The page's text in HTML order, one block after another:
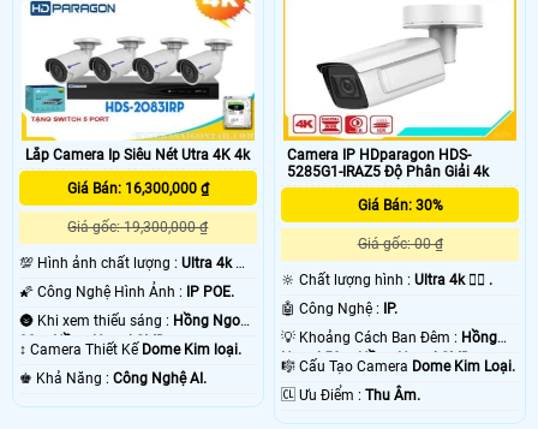
📯 lắp camera Ultra 4k Hdparagon là dòng camera có chất lượng hình ảnh
siêu nét với độ phân giải từ 8.0 MP trở lên. đa phần các dòng camera này
có giá thành khá cao bởi chip hình ảnh yêu cầu xử lý tốc độ cao cho hình
ảnh sắt nét, Với dòng camera độ sắt nét ultra 4k Hdparagon dùng cho
những công trình camera quan sát chuyên dụng mà tiền không phải là vấn
đề quan trọng quan trọng là chất lượng hình ảnh sắt nét cũng như giá trị
nhận được là gì.
🎁 Lắp camera Ulltra 4kđể đi kem với những thiết bị chuyên dụng thì thiết bị
kèm theo cũng phải đáp ứng đủ những nhu cầu hiển thị hình ảnh chuyên dụng.
Với camera Utra 4k Hdparagon độ phân giải 8MP trở lên thì bạn phải xem trên
tivi có hổ trợ 4K và phân biệt hình ảnh rõ ràng hơn trên thiết bị 55 inch trở lên
thì có thể thấy được chất lượng tuyệt vời của gói camera Ultra 4k Hdparagon
này. Khi xem trên máy tính điện thoại thì các gói camera Utra 4k Hdparagon
không mang chất lượng tốt vì màn hình hiển thị quá nhỏ . 💡
Lắp Camera Ip Siêu Nét Utra 4K 4k
Giá Bán: 16,300,000 ₫
Giá gốc: 19,300,000 ₫
💯 Hình ảnh chất lượng : Ultra 4k 👍🏾
🌠 Công Nghệ Hình Ảnh :
IP POE.
🌚 Khi xem thiếu sáng : Hồng Ngoại
30m Hồng Ngoại SMD.
↕️ Camera Thiết Kế Dome Kim loại.
️♚ Khả Năng : Công Nghệ AI.
Camera IP HDparagon HDS-
5285G1-IRAZ5 Độ Phân Giải 4k
Giá Bán: 30%
Giá gốc: 00 ₫
🔆 Chất lượng hình :Ultra 4k 👍🏾 .
🤖️ Công Nghệ :
IP.
💡 Khoảng Cách Ban Đêm : Hồng
Ngoại 50m Hồng Ngoại SMD.
🎼️ Cấu Tạo Camera Dome Kim Loại.
️🆑 Ưu Điểm :Thu Âm.